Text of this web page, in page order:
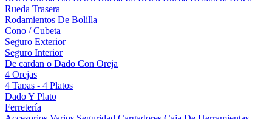
Rueda Trasera
Rodamientos De Bolilla
Cono / Cubeta
Seguro Exterior
Seguro Interior
De cardan o Dado Con Oreja
4 Orejas
4 Tapas - 4 Platos
Dado Y Plato
Ferretería